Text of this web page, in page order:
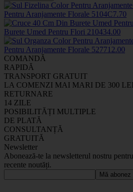
Pentru Aranjamente Florale 5104C7.70
Burete Umed Pentru Flori 210434.00
Pentru Aranjamente Florale 527712.00
COMANDĂ
RAPIDĂ
TRANSPORT GRATUIT
LA COMENZI MAI MARI DE 300 LEI
RETURNARE
14 ZILE
POSIBILITĂȚI MULTIPLE
DE PLATĂ
CONSULTANȚĂ
GRATUITĂ
Newsletter
Abonează-te la newsletterul nostru
recente noutăți.
Mă abonez